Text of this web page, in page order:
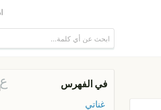
في الفهرس ع
غناتي